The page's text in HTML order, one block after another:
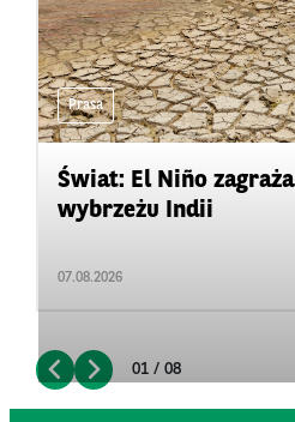
Prasa
Świat: El Niño zagraża
wybrzeżu Indii
07.08.2026
01 / 08